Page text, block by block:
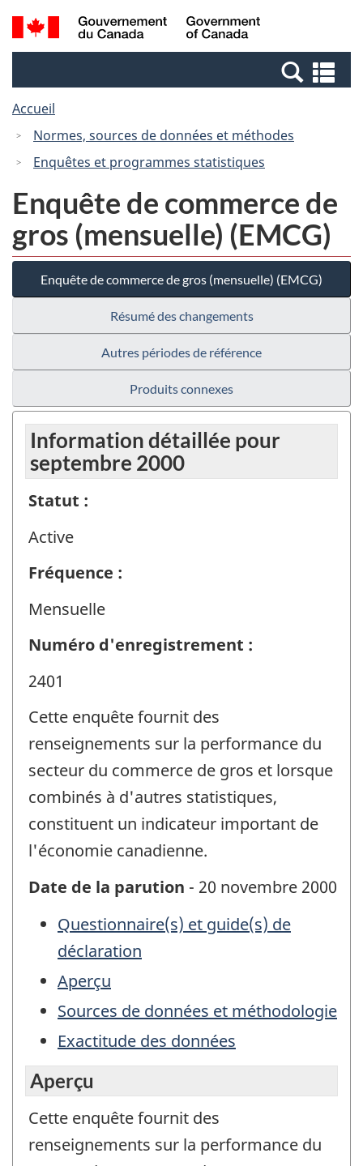
Passer
au
Passer
à
Canada
Recherche
et
et
Accueil
Normes, sources de données et méthodes
Enquêtes et programmes statistiques
Enquête de commerce de
gros (mensuelle) (EMCG)
Enquête de commerce de gros (mensuelle) (EMCG)
Résumé des changements
Autres périodes de référence
Produits connexes
Information détaillée pour
septembre 2000
Statut :
Active
Fréquence :
Mensuelle
Numéro d'enregistrement :
2401
Cette enquête fournit des
renseignements sur la performance du
secteur du commerce de gros et lorsque
combinés à d'autres statistiques,
constituent un indicateur important de
l'économie canadienne.
Date de la parution - 20 novembre 2000
Questionnaire(s) et guide(s) de
déclaration
Aperçu
Sources de données et méthodologie
Exactitude des données
Aperçu
Cette enquête fournit des
renseignements sur la performance du